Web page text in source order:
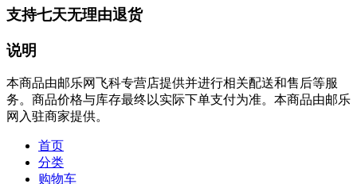
支持七天无理由退货
说明
本商品由邮乐网飞科专营店提供并进行相关配送和售后等服
务。商品价格与库存最终以实际下单支付为准。本商品由邮乐
网入驻商家提供。
首页
分类
购物车